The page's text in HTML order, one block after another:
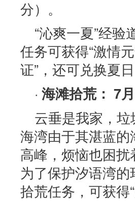
分）。
“沁爽一夏”经
任务可获得“激情
证”，还可兑换夏
· 海滩拾荒： 7
云垂是我家，
海湾由于其湛蓝
高峰，烦恼也困
为了保护汐语湾
拾荒任务，可获得